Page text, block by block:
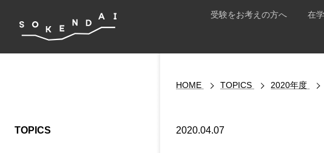
受験をお考えの方へ 在
HOME TOPICS 2020年度
2020.04.07
TOPICS